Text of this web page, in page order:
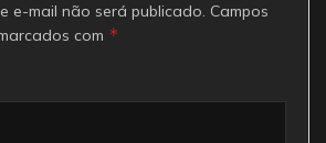
e-mail não será publicado. Campos
com *